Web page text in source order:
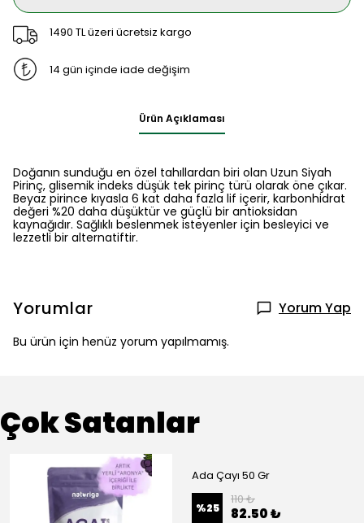
1490 TL üzeri ücretsiz kargo
14 gün içinde iade değişim
Ürün Açıklaması
Doğanın sunduğu en özel tahıllardan biri olan Uzun Siyah
Pirinç, glisemik indeks düşük tek pirinç türü olarak öne çıkar.
Beyaz pirince kıyasla 6 kat daha fazla lif içerir, karbonhidrat
değeri %20 daha düşüktür ve güçlü bir antioksidan
kaynağıdır. Sağlıklı beslenmek isteyenler için besleyici ve
lezzetli bir alternatiftir.
Yorumlar Yorum Yap
Bu ürün için henüz yorum yapılmamış.
Çok Satanlar
Ada Çayı 50 Gr
%25
110 ₺
82.50 ₺